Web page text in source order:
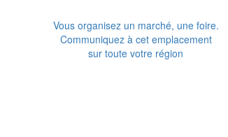
Vous organisez un marché, une foire.
Communiquez à cet emplacement
sur toute votre région